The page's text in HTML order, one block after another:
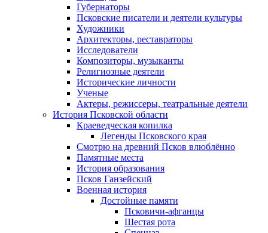
Губернаторы
Псковские писатели и деятели культуры
Художники
Архитекторы, реставраторы
Исследователи
Композиторы, музыканты
Религиозные деятели
Исторические личности
Ученые
Актеры, режиссеры, театральные деятели
История Псковской области
Краеведческая копилка
Легенды Псковского края
Смотрю на древний Псков влюблённо
Памятные места
История образования
Псков Ганзейский
Военная история
Достойные памяти
Псковичи-афганцы
Шестая рота